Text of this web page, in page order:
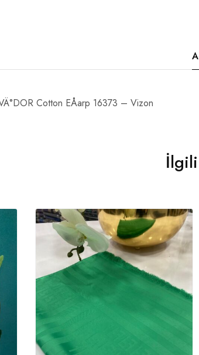
Cotton EÅarp 16373 – Vizon